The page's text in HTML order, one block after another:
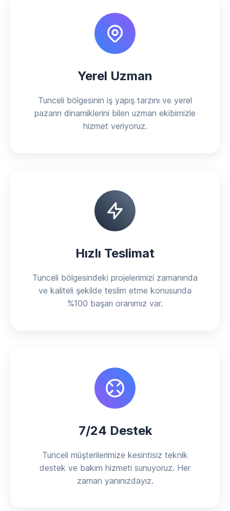
Yerel Uzman
Tunceli bölgesinin iş yapış tarzını ve yerel
pazarın dinamiklerini bilen uzman ekibimizle
hizmet veriyoruz.
Hızlı Teslimat
Tunceli bölgesindeki projelerimizi zamanında
ve kaliteli şekilde teslim etme konusunda
%100 başarı oranımız var.
7/24 Destek
Tunceli müşterilerimize kesintisiz teknik
destek ve bakım hizmeti sunuyoruz. Her
zaman yanınızdayız.